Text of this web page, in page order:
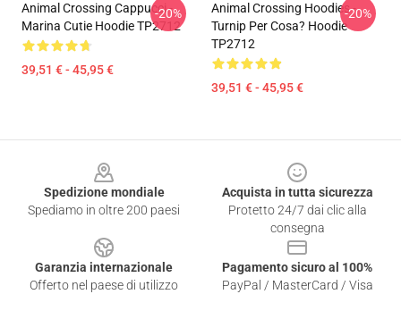
Animal Crossing Cappucci -
Marina Cutie Hoodie TP2712
39,51 € - 45,95 €
-20%
Animal Crossing Hoodies -
Turnip Per Cosa? Hoodie
TP2712
39,51 € - 45,95 €
-20%
Spedizione mondiale
Spediamo in oltre 200 paesi
Acquista in tutta sicurezza
Protetto 24/7 dai clic alla
consegna
Garanzia internazionale
Offerto nel paese di utilizzo
Pagamento sicuro al 100%
PayPal / MasterCard / Visa